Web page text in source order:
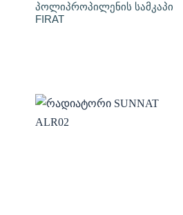
პოლიპროპილენის სამკაპი
FIRAT